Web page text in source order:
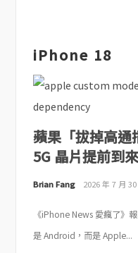
iPhone 18
蘋果「拔掉高
5G 晶片提前到來
Brian Fang 2026 年 7 月 30
《iPhone News 愛瘋了》
是 Android，而是 Apple...